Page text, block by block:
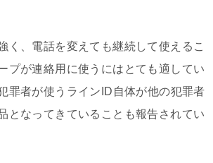
く、電話を変えても継続して使えるこ
プが連絡用に使うにはとても適してい
罪者が使うラインID自体が他の犯罪者
となってきていることも報告されてい